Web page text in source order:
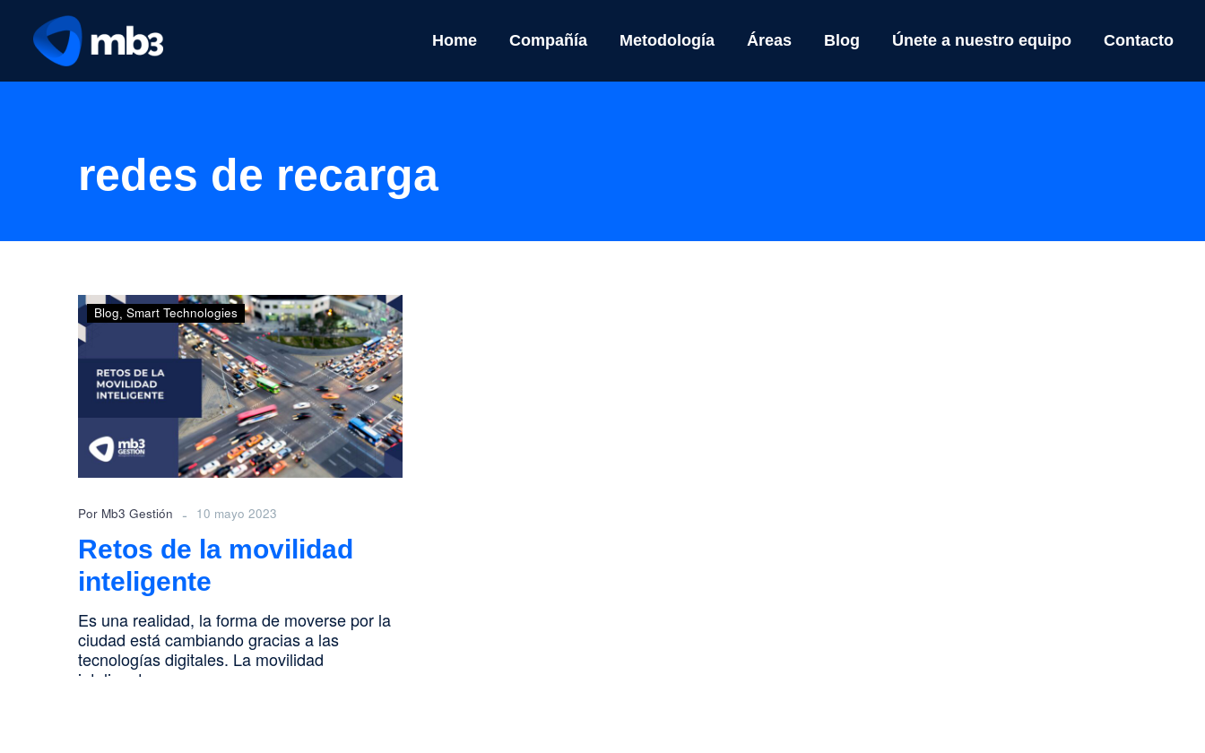
Home Compañía Metodología Áreas Blog Únete a nuestro equipo Contacto
redes de recarga
Retos
de
la
movilidad
inteligente
Blog Smart Technologies
Por Mb3 Gestión - 10 mayo 2023
Retos de la movilidad
inteligente
Es una realidad, la forma de moverse por la
ciudad está cambiando gracias a las
tecnologías digitales. La movilidad
inteligente…